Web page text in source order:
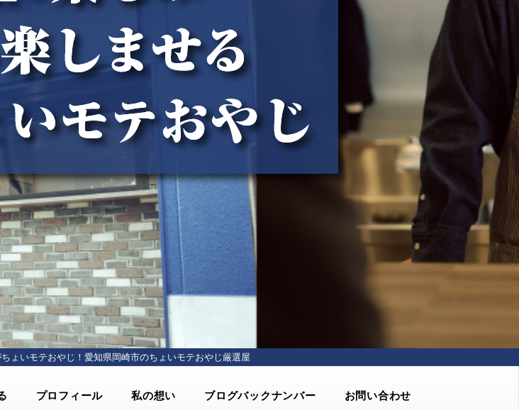
ょいモテおやじ！ 愛知県岡崎市のちょいモテおやじ厳選屋
プロフィール 私の想い ブログバックナンバー お問い合わせ